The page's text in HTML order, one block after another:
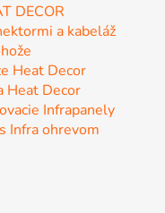
DECOR
a kabeláž
Heat Decor
Heat Decor
Infrapanely
Infra ohrevom